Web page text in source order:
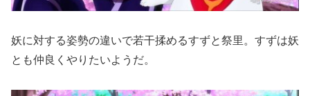
妖に対する姿勢の違いで若干揉めるすずと祭里。すずは妖
とも仲良くやりたいようだ。